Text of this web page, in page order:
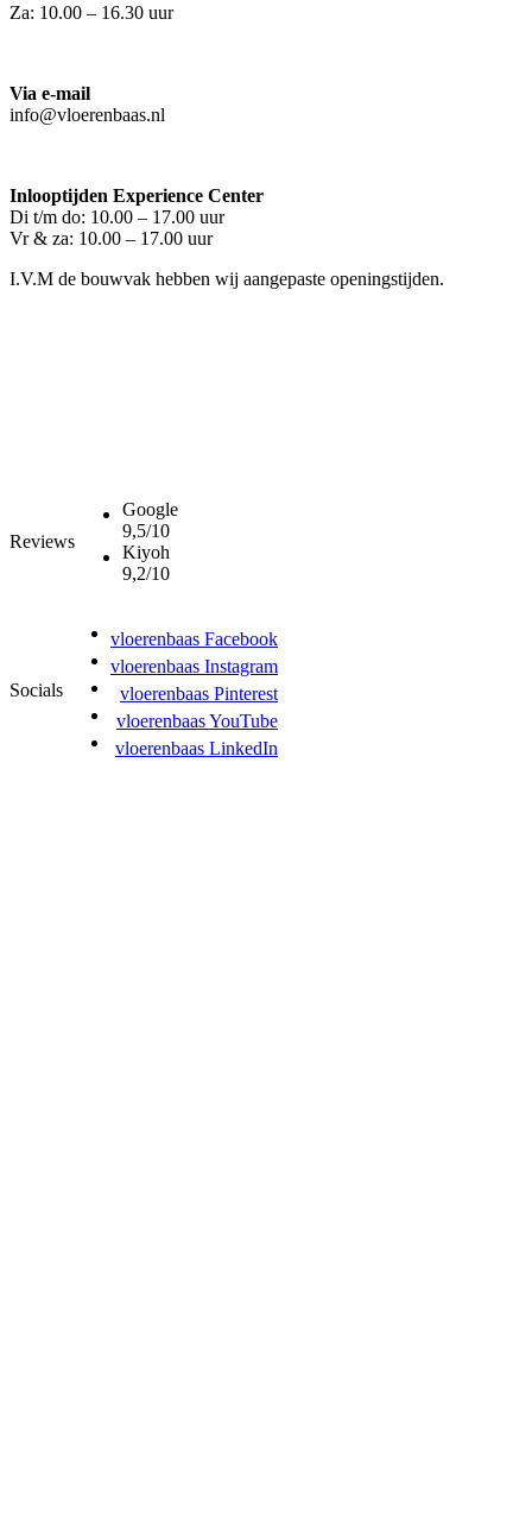
Za: 10.00 – 16.30 uur
Via e-mail
info@vloerenbaas.nl
Inlooptijden Experience Center
Di t/m do: 10.00 – 17.00 uur
Vr & za: 10.00 – 17.00 uur
I.V.M de bouwvak hebben wij aangepaste openingstijden.
Reviews
Google
9,5/10
Kiyoh
9,2/10
Socials
vloerenbaas Facebook
vloerenbaas Instagram
vloerenbaas Pinterest
vloerenbaas YouTube
vloerenbaas LinkedIn